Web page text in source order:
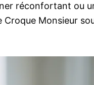
réconfortant ou
Monsieur